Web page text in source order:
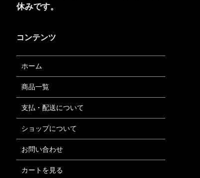
休みです。
コンテンツ
ホーム
商品一覧
支払・配送について
ショップについて
お問い合わせ
カートを見る